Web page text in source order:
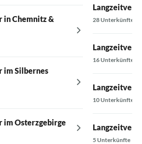
in Chemnitz &
im Silbernes
im Osterzgebirge
28 Unterkünfte
16 Unterkünfte
10 Unterkünfte
5 Unterkünfte